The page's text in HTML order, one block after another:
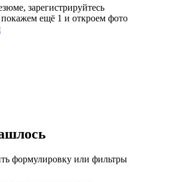
зарегистрируйтесь
ещё 1 и откроем фото
формулировку или фильтры